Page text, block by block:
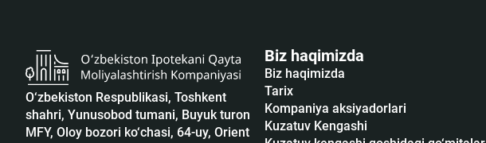
O‘zbekiston Respublikasi, Toshkent
shahri, Yunusobod tumani, Buyuk turon
MFY, Oloy bozori ko‘chasi, 64-uy, Orient
Biz haqimizda
Biz haqimizda
Tarix
Kompaniya aksiyadorlari
Kuzatuv Kengashi